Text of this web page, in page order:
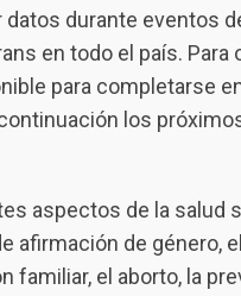
durante eventos
en todo el país. Para
para completarse
los
aspectos de la salud
afirmación de género,
familiar, el aborto, la